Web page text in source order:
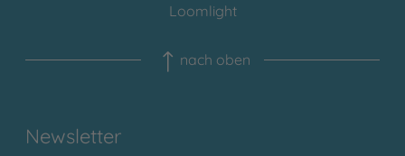
Loomlight
nach oben
Newsletter